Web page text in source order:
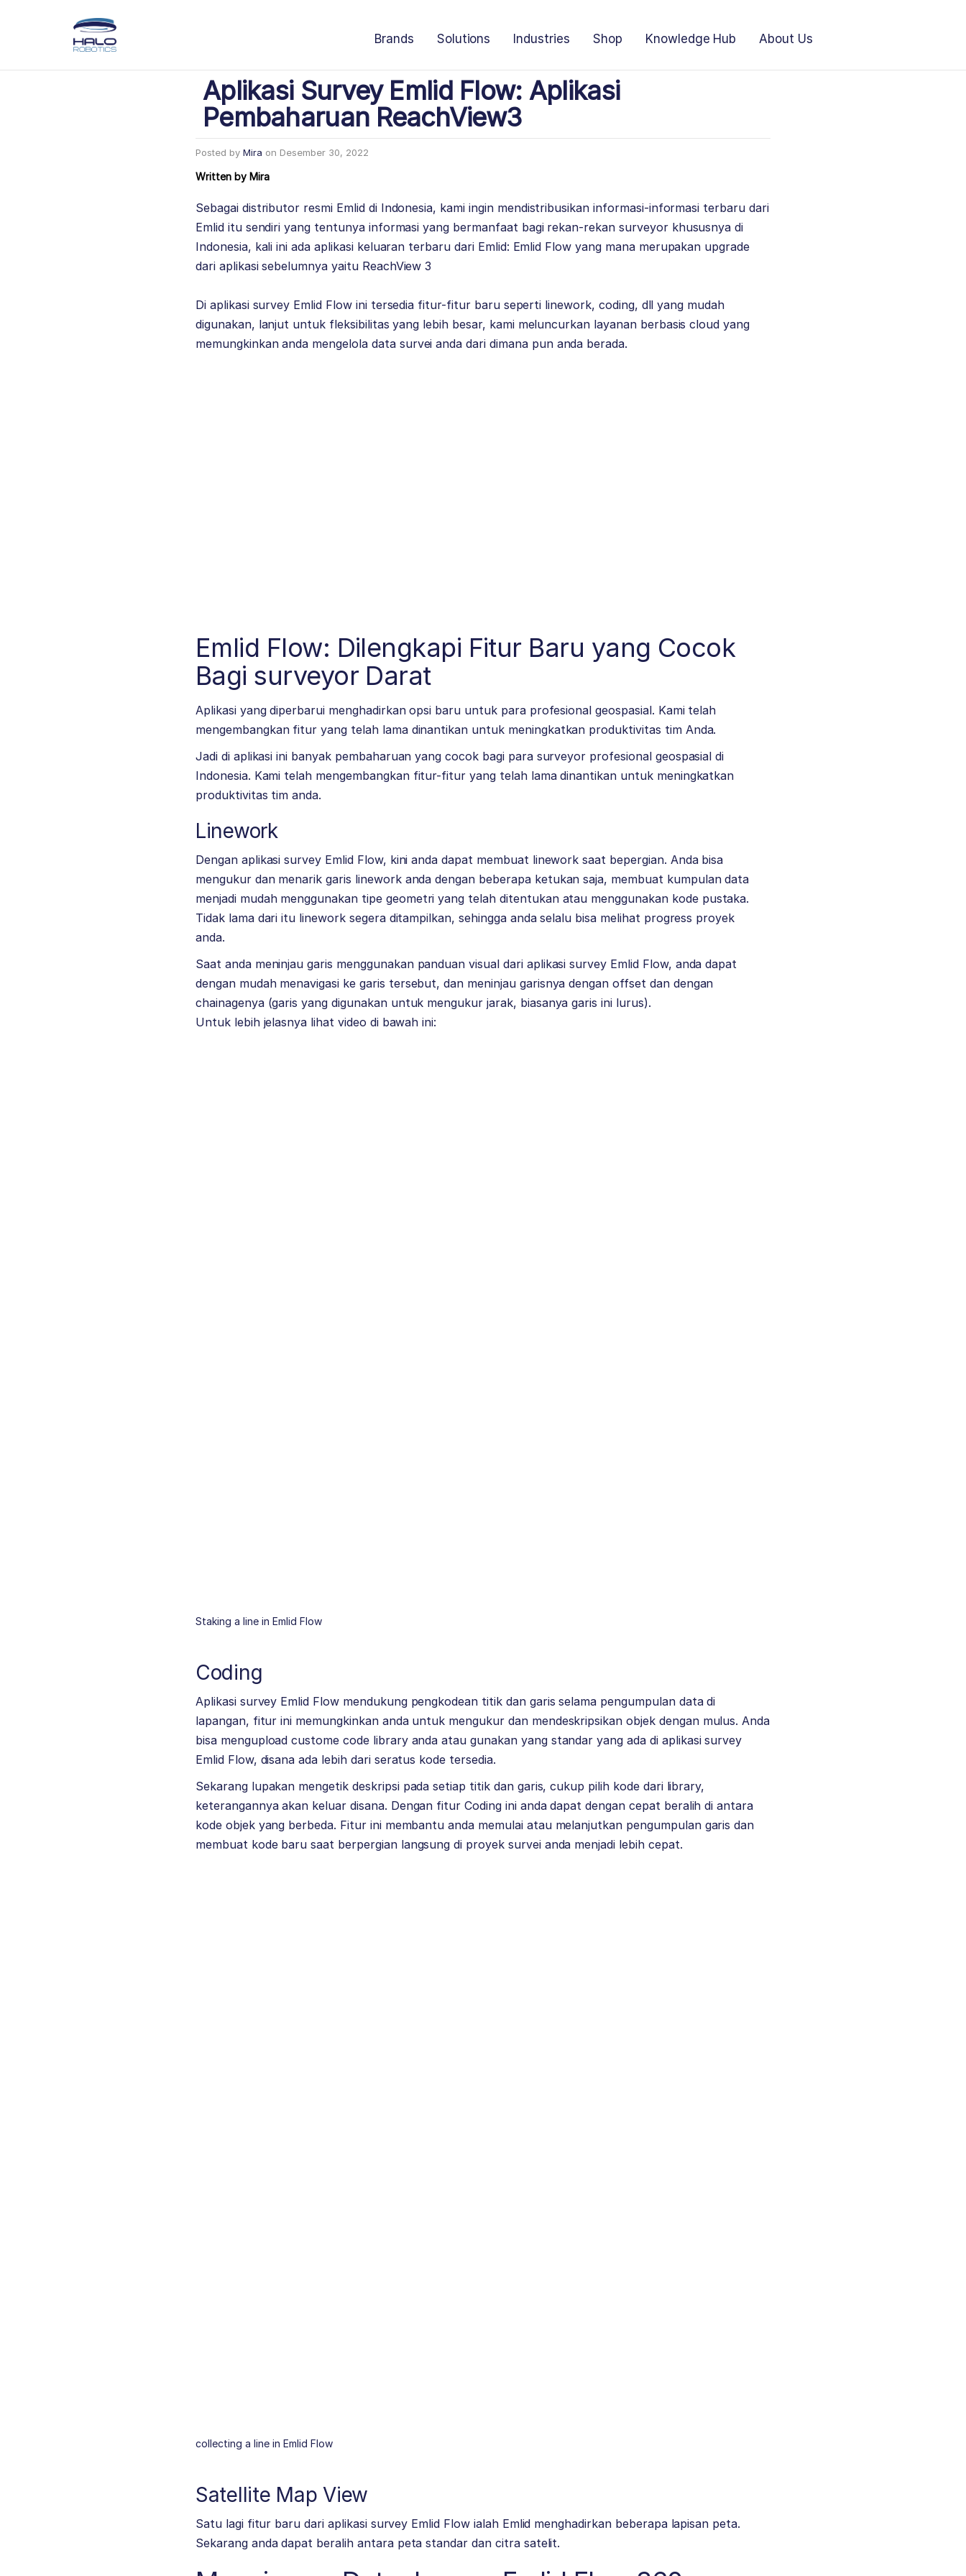
Brands Solutions Industries Shop Knowledge Hub About Us
Aplikasi Survey Emlid Flow: Aplikasi
Pembaharuan ReachView3
Posted by Mira on Desember 30, 2022
Written by Mira
Sebagai distributor resmi Emlid di Indonesia, kami ingin mendistribusikan informasi-informasi terbaru dari
Emlid itu sendiri yang tentunya informasi yang bermanfaat bagi rekan-rekan surveyor khususnya di
Indonesia, kali ini ada aplikasi keluaran terbaru dari Emlid: Emlid Flow yang mana merupakan upgrade
dari aplikasi sebelumnya yaitu ReachView 3
Di aplikasi survey Emlid Flow ini tersedia fitur-fitur baru seperti linework, coding, dll yang mudah
digunakan, lanjut untuk fleksibilitas yang lebih besar, kami meluncurkan layanan berbasis cloud yang
memungkinkan anda mengelola data survei anda dari dimana pun anda berada.
Emlid Flow: Dilengkapi Fitur Baru yang Cocok
Bagi surveyor Darat
Aplikasi yang diperbarui menghadirkan opsi baru untuk para profesional geospasial. Kami telah
mengembangkan fitur yang telah lama dinantikan untuk meningkatkan produktivitas tim Anda.
Jadi di aplikasi ini banyak pembaharuan yang cocok bagi para surveyor profesional geospasial di
Indonesia. Kami telah mengembangkan fitur-fitur yang telah lama dinantikan untuk meningkatkan
produktivitas tim anda.
Linework
Dengan aplikasi survey Emlid Flow, kini anda dapat membuat linework saat bepergian. Anda bisa
mengukur dan menarik garis linework anda dengan beberapa ketukan saja, membuat kumpulan data
menjadi mudah menggunakan tipe geometri yang telah ditentukan atau menggunakan kode pustaka.
Tidak lama dari itu linework segera ditampilkan, sehingga anda selalu bisa melihat progress proyek
anda.
Saat anda meninjau garis menggunakan panduan visual dari aplikasi survey Emlid Flow, anda dapat
dengan mudah menavigasi ke garis tersebut, dan meninjau garisnya dengan offset dan dengan
chainagenya (garis yang digunakan untuk mengukur jarak, biasanya garis ini lurus).
Untuk lebih jelasnya lihat video di bawah ini:
Staking a line in Emlid Flow
Coding
Aplikasi survey Emlid Flow mendukung pengkodean titik dan garis selama pengumpulan data di
lapangan, fitur ini memungkinkan anda untuk mengukur dan mendeskripsikan objek dengan mulus. Anda
bisa mengupload custome code library anda atau gunakan yang standar yang ada di aplikasi survey
Emlid Flow, disana ada lebih dari seratus kode tersedia.
Sekarang lupakan mengetik deskripsi pada setiap titik dan garis, cukup pilih kode dari library,
keterangannya akan keluar disana. Dengan fitur Coding ini anda dapat dengan cepat beralih di antara
kode objek yang berbeda. Fitur ini membantu anda memulai atau melanjutkan pengumpulan garis dan
membuat kode baru saat berpergian langsung di proyek survei anda menjadi lebih cepat.
collecting a line in Emlid Flow
Satellite Map View
Satu lagi fitur baru dari aplikasi survey Emlid Flow ialah Emlid menghadirkan beberapa lapisan peta.
Sekarang anda dapat beralih antara peta standar dan citra satelit.